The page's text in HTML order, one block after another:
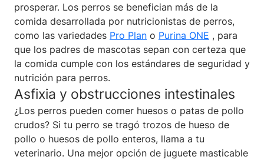
prosperar. Los perros se benefician más de la
comida desarrollada por nutricionistas de perros,
como las variedades Pro Plan o Purina ONE , para
que los padres de mascotas sepan con certeza que
la comida cumple con los estándares de seguridad y
nutrición para perros.
Asfixia y obstrucciones intestinales
¿Los perros pueden comer huesos o patas de pollo
crudos? Si tu perro se tragó trozos de hueso de
pollo o huesos de pollo enteros, llama a tu
veterinario. Una mejor opción de juguete masticable